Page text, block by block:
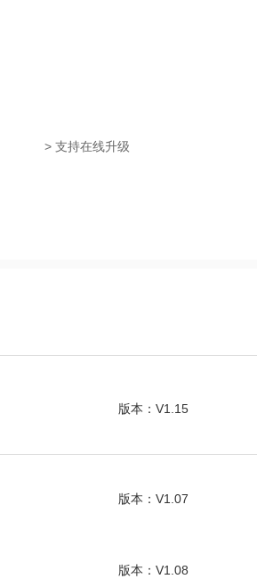
> 支持在线升级
版本：V1.15
版本：V1.07
版本：V1.08